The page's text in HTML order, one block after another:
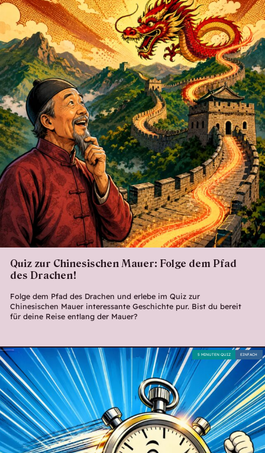
Quiz zur Chinesischen Mauer: Folge dem Pfad
des Drachen!
Folge dem Pfad des Drachen und erlebe im Quiz zur
Chinesischen Mauer interessante Geschichte pur. Bist du bereit
für deine Reise entlang der Mauer?
EINFACH
5 MINUTEN QUIZ